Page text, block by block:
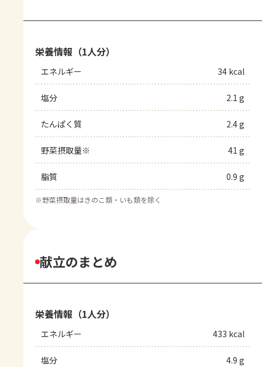
栄養情報（1人分）
エネルギー 34 kcal
塩分 2.1 g
たんぱく質 2.4 g
野菜摂取量※ 41 g
脂質 0.9 g
※野菜摂取量はきのこ類・いも類を除く
献立のまとめ
栄養情報（1人分）
エネルギー 433 kcal
塩分 4.9 g